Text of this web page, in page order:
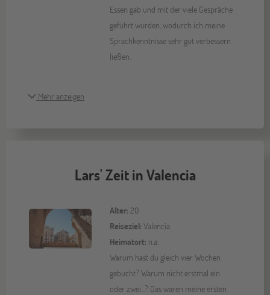
Essen gab und mit der viele Gespräche
geführt wurden, wodurch ich meine
Sprachkenntnisse sehr gut verbessern
ließen.
Mehr anzeigen
Lars' Zeit in Valencia
Alter: 20
Reiseziel: Valencia
Heimatort: n.a.
Warum hast du gleich vier Wochen
gebucht? Warum nicht erstmal ein
oder zwei...? Das waren meine ersten